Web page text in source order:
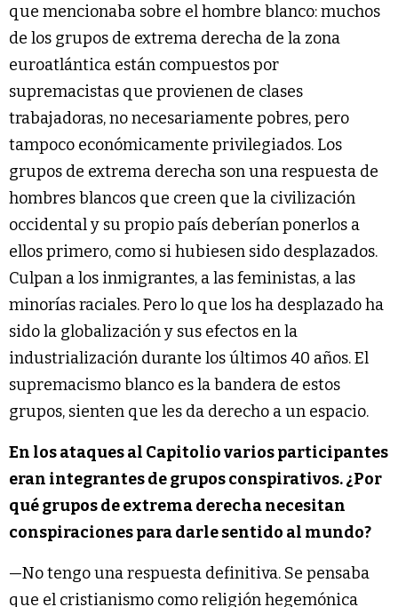
que mencionaba sobre el hombre blanco: muchos
de los grupos de extrema derecha de la zona
euroatlántica están compuestos por
supremacistas que provienen de clases
trabajadoras, no necesariamente pobres, pero
tampoco económicamente privilegiados. Los
grupos de extrema derecha son una respuesta de
hombres blancos que creen que la civilización
occidental y su propio país deberían ponerlos a
ellos primero, como si hubiesen sido desplazados.
Culpan a los inmigrantes, a las feministas, a las
minorías raciales. Pero lo que los ha desplazado ha
sido la globalización y sus efectos en la
industrialización durante los últimos 40 años. El
supremacismo blanco es la bandera de estos
grupos, sienten que les da derecho a un espacio.
En los ataques al Capitolio varios participantes
eran integrantes de grupos conspirativos. ¿Por
qué grupos de extrema derecha necesitan
conspiraciones para darle sentido al mundo?
—No tengo una respuesta definitiva. Se pensaba
que el cristianismo como religión hegemónica